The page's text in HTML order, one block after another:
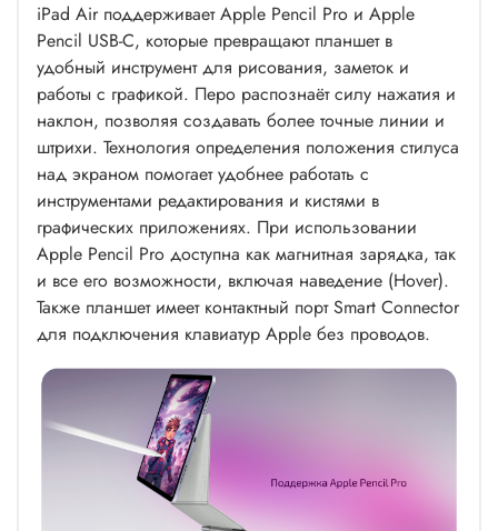
iPad Air поддерживает Apple Pencil Pro и Apple
Pencil USB-C, которые превращают планшет в
удобный инструмент для рисования, заметок и
работы с графикой. Перо распознаёт силу нажатия и
наклон, позволяя создавать более точные линии и
штрихи. Технология определения положения стилуса
над экраном помогает удобнее работать с
инструментами редактирования и кистями в
графических приложениях. При использовании
Apple Pencil Pro доступна как магнитная зарядка, так
и все его возможности, включая наведение (Hover).
Также планшет имеет контактный порт Smart Connector
для подключения клавиатур Apple без проводов.